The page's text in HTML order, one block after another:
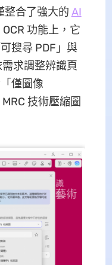
整合了強大的 AI
功能上，它
搜尋 PDF」與
需求調整辨識頁
僅圖像
技術壓縮圖